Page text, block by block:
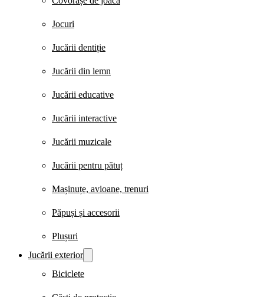
Jocuri
Jucării dentiție
Jucării din lemn
Jucării educative
Jucării interactive
Jucării muzicale
Jucării pentru pătuț
Mașinuțe, avioane, trenuri
Păpuși și accesorii
Plușuri
Jucării exterior
Biciclete